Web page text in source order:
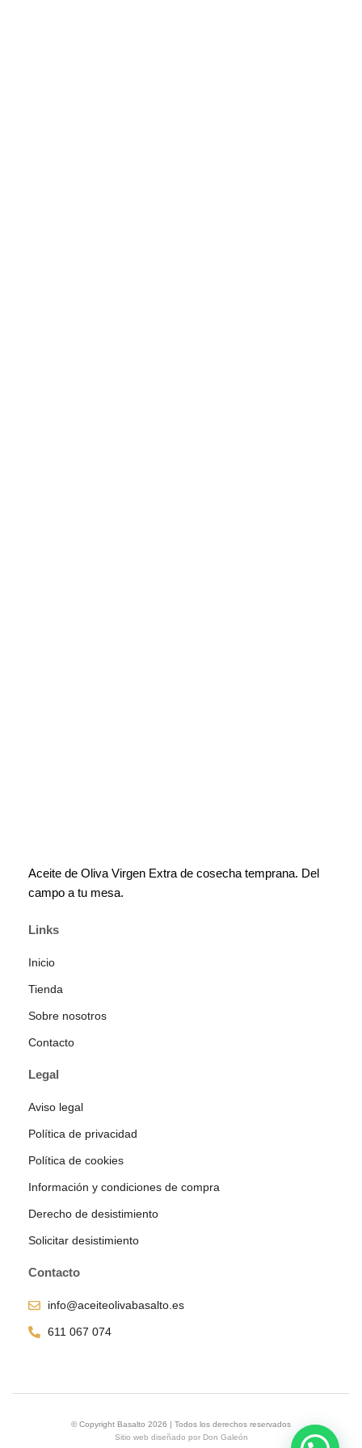
Aceite de Oliva Virgen Extra de cosecha temprana. Del
campo a tu mesa.
Links
Inicio
Tienda
Sobre nosotros
Contacto
Legal
Aviso legal
Política de privacidad
Política de cookies
Información y condiciones de compra
Derecho de desistimiento
Solicitar desistimiento
Contacto
info@aceiteolivabasalto.es
611 067 074
© Copyright Basalto 2026 | Todos los derechos reservados
Sitio web diseñado por Don Galeón